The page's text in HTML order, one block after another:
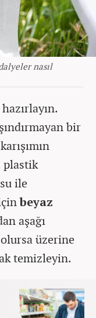
nasıl
bir
plastik
ile
beyaz
aşağı
üzerine
temizleyin.